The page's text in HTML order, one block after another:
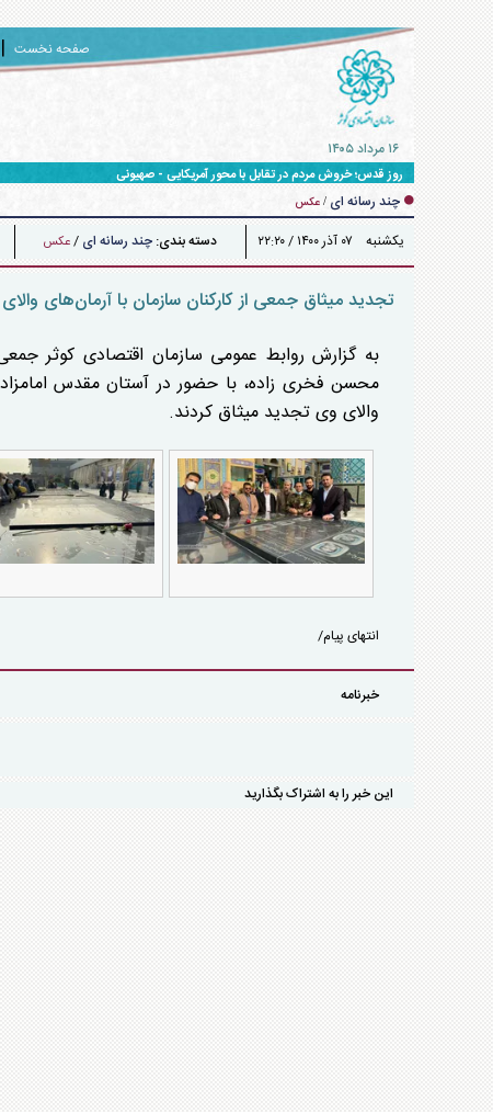
صفحه نخست
۱۶ مرداد ۱۴۰۵
چند رسانه ای / عکس
يکشنبه ۰۷ آذر ۱۴۰۰ / ۲۲:۲۰ دسته بندی: چند رسانه ای /عکس
تجدید میثاق جمعی از کارکنان سازمان با آرمان‌های
به گزارش روابط عمومی سازمان اقتصادی کوثر
محسن فخری زاده، با حضور در آستان مقدس
والای وی تجدید میثاق کردند.
انتهای پیام/
خبرنامه
این خبر را به اشتراک بگذارید